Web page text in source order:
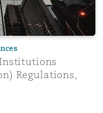
Regulations,